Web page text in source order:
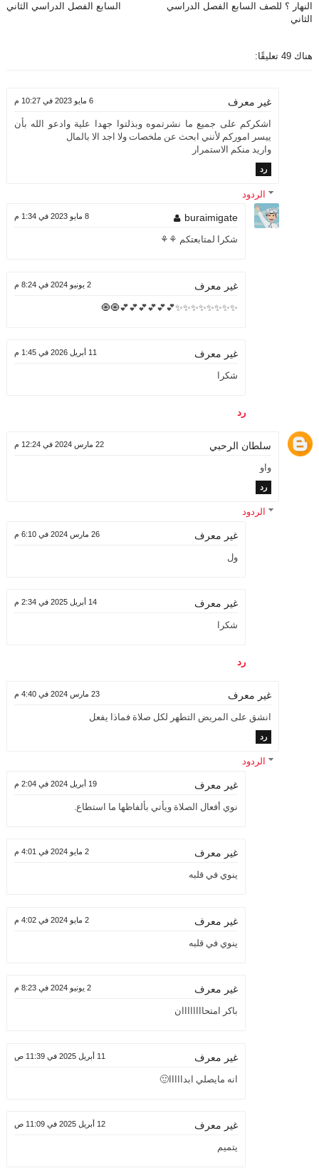
السابع الفصل الدراسي الثاني
النهار ؟ للصف السابع الفصل الدراسي
الثاني
هناك 49 تعليقًا:
غير معرف 6 مايو 2023 في 10:27 م
اشكركم على جميع ما نشرتموه وبذلتوا جهدا علية وادعو الله بأن
ييسر اموركم لأنني ابحث عن ملخصات ولا اجد الا بالمال
واريد منكم الاستمرار
رد
الردود
buraimigate 8 مايو 2023 في 1:34 م
شكرا لمتابعتكم ⚘⚘
غير معرف 2 يونيو 2024 في 8:24 م
✨✨✨✨✨✨✨✨💕💕💕💕💕💕🧿🧿
غير معرف 11 أبريل 2026 في 1:45 م
شكرا
رد
سلطان الرحبي 22 مارس 2024 في 12:24 م
واو
رد
الردود
غير معرف 26 مارس 2024 في 6:10 م
ول
غير معرف 14 أبريل 2025 في 2:34 م
شكرا
رد
غير معرف 23 مارس 2024 في 4:40 م
انشق على المريض التطهر لكل صلاة فماذا يفعل
رد
الردود
غير معرف 19 أبريل 2024 في 2:04 م
نوي أفعال الصلاة ويأتي بألفاظها ما استطاع.
غير معرف 2 مايو 2024 في 4:01 م
ينوي في قلبه
غير معرف 2 مايو 2024 في 4:02 م
ينوي في قلبه
غير معرف 2 يونيو 2024 في 8:23 م
باكر امتحاااااااان
غير معرف 11 أبريل 2025 في 11:39 ص
انه مايصلي ابدااااا🙂
غير معرف 12 أبريل 2025 في 11:09 ص
يتميم